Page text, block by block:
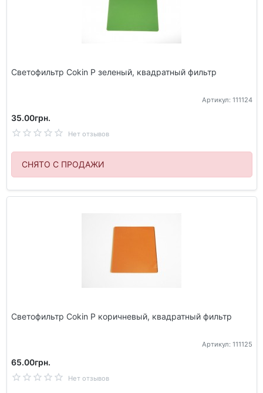
Светофильтр Cokin P зеленый, квадратный фильтр
Артикул: 111124
35.00грн.
Нет отзывов
СНЯТО С ПРОДАЖИ
Светофильтр Cokin P коричневый, квадратный фильтр
Артикул: 111125
65.00грн.
Нет отзывов